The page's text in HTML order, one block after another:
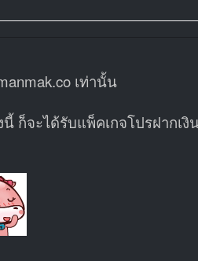
เท่านั้น
ก็จะได้รับแพ็คเกจโปรฝากเงิ